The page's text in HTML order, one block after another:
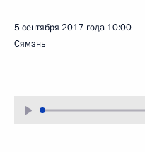
5 сентября 2017 года 10:00
Сямэнь